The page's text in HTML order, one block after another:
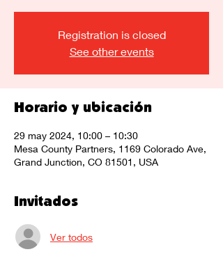
Registration is closed
See other events
Horario y ubicación
29 may 2024, 10:00 – 10:30
Mesa County Partners, 1169 Colorado Ave,
Grand Junction, CO 81501, USA
Invitados
Ver todos